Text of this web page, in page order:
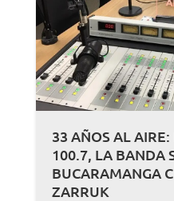
33 AÑOS AL
100.7, LA BANDA
BUCARAMANGA
ZARRUK